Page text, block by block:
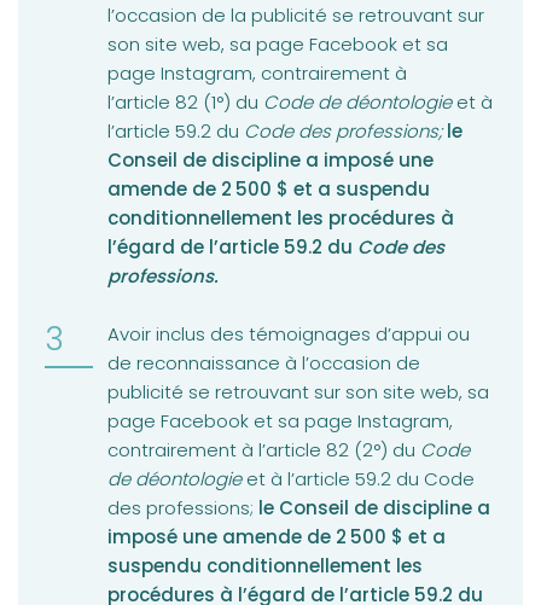
l’occasion de la publicité se retrouvant sur
son site web, sa page Facebook et sa
page Instagram, contrairement à
l’article 82 (1°) du Code de déontologieet à
l’article 59.2 du Code des professions;le
Conseil de discipline a imposé une
amende de 2 500 $ et a suspendu
conditionnellement les procédures à
l’égard de l’article 59.2 du Code des
professions.
Avoir inclus des témoignages d’appui ou
de reconnaissance à l’occasion de
publicité se retrouvant sur son site web, sa
page Facebook et sa page Instagram,
contrairement à l’article 82 (2°) du Code
de déontologieet à l’article 59.2 du Code
des professions; le Conseil de discipline a
imposé une amende de 2 500 $ et a
suspendu conditionnellement les
procédures à l’égard de l’article 59.2 du